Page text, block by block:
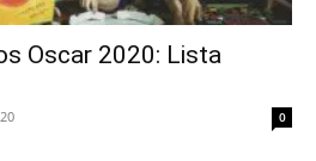
Oscar 2020: Lista
0